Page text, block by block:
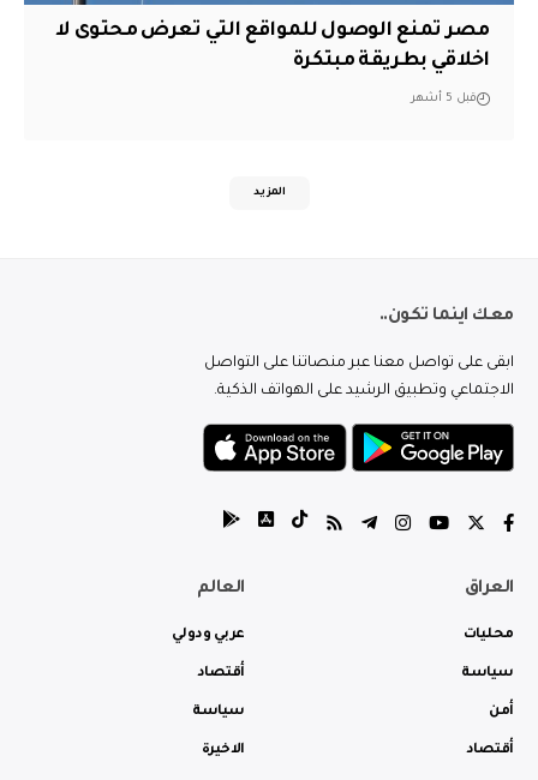
مصر تمنع الوصول للمواقع التي تعرض محتوى لا
اخلاقي بطريقة مبتكرة
قبل 5 أشهر
المزيد
معك اينما تكون..
ابقى على تواصل معنا عبر منصاتنا على التواصل
الاجتماعي وتطبيق الرشيد على الهواتف الذكية.
العراق
محليات
سياسة
أمن
أقتصاد
العالم
عربي ودولي
أقتصاد
سياسة
الاخيرة